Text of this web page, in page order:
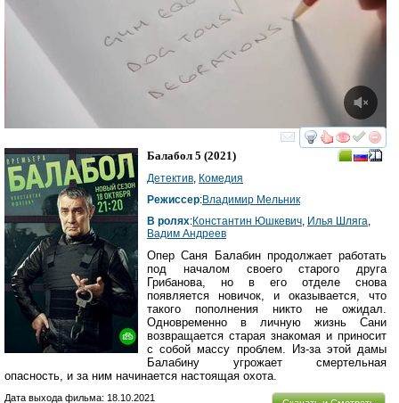
смотреть
Балабол 5 (2021)
Детектив, Комедия
Режиссер:Владимир Мельник
В ролях:Константин Юшкевич, Илья Шляга,
Вадим Андреев
Опер Саня Балабин продолжает работать
под началом своего старого друга
Грибанова, но в его отделе снова
появляется новичок, и оказывается, что
такого пополнения никто не ожидал.
Одновременно в личную жизнь Сани
возвращается старая знакомая и приносит
с собой массу проблем. Из-за этой дамы
Балабину угрожает смертельная
опасность, и за ним начинается настоящая охота.
Дата выхода фильма: 18.10.2021